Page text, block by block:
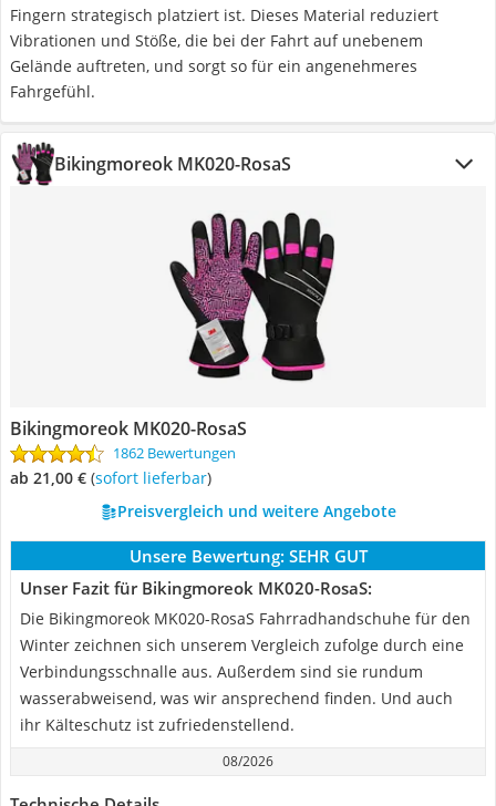
Fingern strategisch platziert ist. Dieses Material reduziert
Vibrationen und Stöße, die bei der Fahrt auf unebenem
Gelände auftreten, und sorgt so für ein angenehmeres
Fahrgefühl.
Bikingmoreok ‎MK020-RosaS
Bikingmoreok ‎MK020-RosaS
1862 Bewertungen
ab 21,00 € ( Sofort lieferbar)
Preisvergleich und weitere Angebote
Unsere Bewertung: SEHR GUT
Unser Fazit für Bikingmoreok ‎MK020-RosaS:
Die Bikingmoreok ‎MK020-RosaS Fahrradhandschuhe für den
Winter zeichnen sich unserem Vergleich zufolge durch eine
Verbindungsschnalle aus. Außerdem sind sie rundum
wasserabweisend, was wir ansprechend finden. Und auch
ihr Kälteschutz ist zufriedenstellend.
08/2026